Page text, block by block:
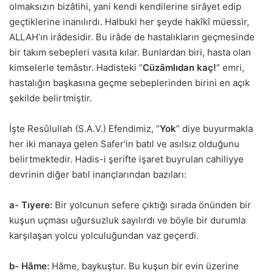
olmaksızın bizâtihi, yani kendi kendilerine sirâyet edip
geçtiklerine inanılırdı. Halbuki her şeyde hakîkî müessir,
ALLAH’ın irâdesidir. Bu irâde de hastalıkların geçmesinde
bir takım sebepleri vasıta kılar. Bunlardan biri, hasta olan
kimselerle temâstır. Hadisteki “Cüzâmlıdan kaç!” emri,
hastalığın başkasına geçme sebeplerinden birini en açık
şekilde belirtmiştir.
İşte Resûlullah (S.A.V.) Efendimiz, “Yok” diye buyurmakla
her iki manaya gelen Safer’in batıl ve asılsız olduğunu
belirtmektedir. Hadis-i şerifte işaret buyrulan cahiliyye
devrinin diğer batıl inançlarından bazıları:
a- Tıyere: Bir yolcunun sefere çıktığı sırada önünden bir
kuşun uçması uğursuzluk sayılırdı ve böyle bir durumla
karşılaşan yolcu yolculuğundan vaz geçerdi.
b- Hâme: Hâme, baykuştur. Bu kuşun bir evin üzerine